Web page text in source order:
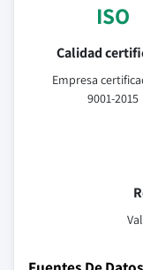
ISO
Calidad
Empresa
9001-2015